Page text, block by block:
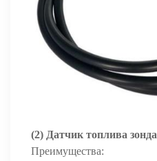
(2) Датчик топлива зонда
Преимущества: